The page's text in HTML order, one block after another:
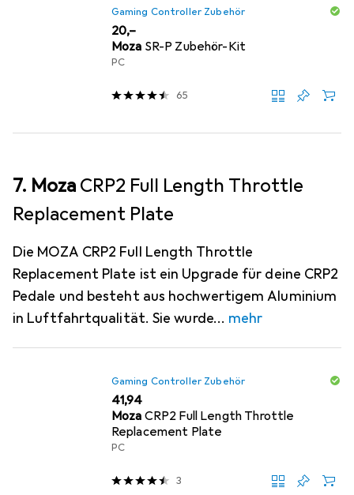
Gaming Controller Zubehör
EUR
20,–
Moza SR-P Zubehör-Kit
PC
65
7. Moza CRP2 Full Length Throttle
Replacement Plate
Die MOZA CRP2 Full Length Throttle
Replacement Plate ist ein Upgrade für deine CRP2
Pedale und besteht aus hochwertigem Aluminium
in Luftfahrtqualität. Sie wurde
mehr
Gaming Controller Zubehör
EUR
41,94
Moza CRP2 Full Length Throttle
Replacement Plate
PC
3